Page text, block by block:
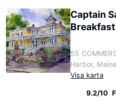
Captain
Breakfast
55
Harbor,
Visa karta
9.2/10